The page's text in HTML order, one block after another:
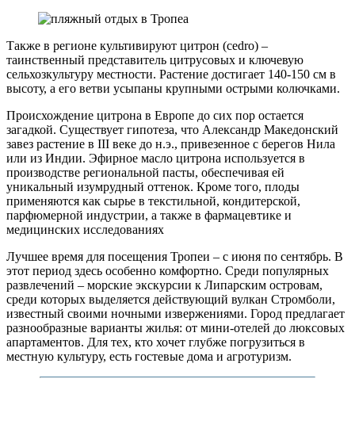
Также в регионе культивируют цитрон (cedro) –
таинственный представитель цитрусовых и ключевую
сельхозкультуру местности. Растение достигает 140-150 см в
высоту, а его ветви усыпаны крупными острыми колючками.
Происхождение цитрона в Европе до сих пор остается
загадкой. Существует гипотеза, что Александр Македонский
завез растение в III веке до н.э., привезенное с берегов Нила
или из Индии. Эфирное масло цитрона используется в
производстве региональной пасты, обеспечивая ей
уникальный изумрудный оттенок. Кроме того, плоды
применяются как сырье в текстильной, кондитерской,
парфюмерной индустрии, а также в фармацевтике и
медицинских исследованиях
Лучшее время для посещения Тропеи – с июня по сентябрь. В
этот период здесь особенно комфортно. Среди популярных
развлечений – морские экскурсии к Липарским островам,
среди которых выделяется действующий вулкан Стромболи,
известный своими ночными извержениями. Город предлагает
разнообразные варианты жилья: от мини-отелей до люксовых
апартаментов. Для тех, кто хочет глубже погрузиться в
местную культуру, есть гостевые дома и агротуризм.